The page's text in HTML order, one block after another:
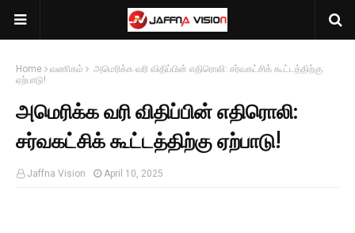
Home வணிகம்
அமெரிக்க வரி விதிப்பின் எதிரொலி: சர்வகட்சிக் கூட்டத்திற்கு
ஏற்பாடு!
அமெரிக்க வரி விதிப்பின் எதிரொலி:
சர்வகட்சிக் கூட்டத்திற்கு ஏற்பாடு!
Jaffna Vision April 10, 2025